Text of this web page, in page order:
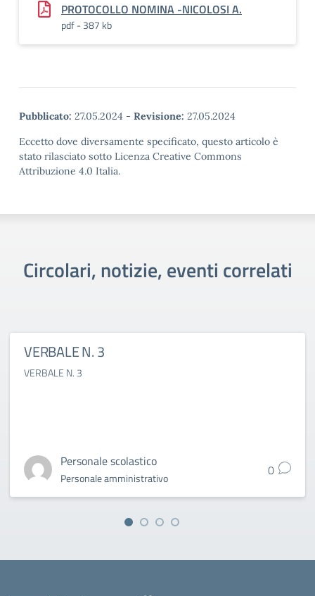
PROTOCOLLO NOMINA -NICOLOSI A.
pdf - 387 kb
Pubblicato: 27.05.2024 - Revisione: 27.05.2024
Eccetto dove diversamente specificato, questo articolo è
stato rilasciato sotto Licenza Creative Commons
Attribuzione 4.0 Italia.
Circolari, notizie, eventi correlati
VERBALE N. 3
VERBALE N. 3
Personale scolastico
Personale amministrativo 0